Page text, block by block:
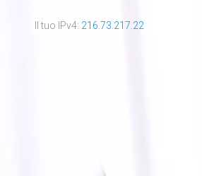
Il tuo IPv4: 216.73.217.22